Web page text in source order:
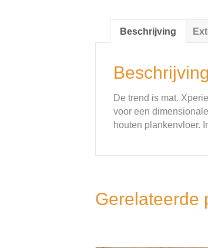
Beschrijving
Beschrijving
De trend is mat.
voor een
houten plankenvloer.
Gerelateerde